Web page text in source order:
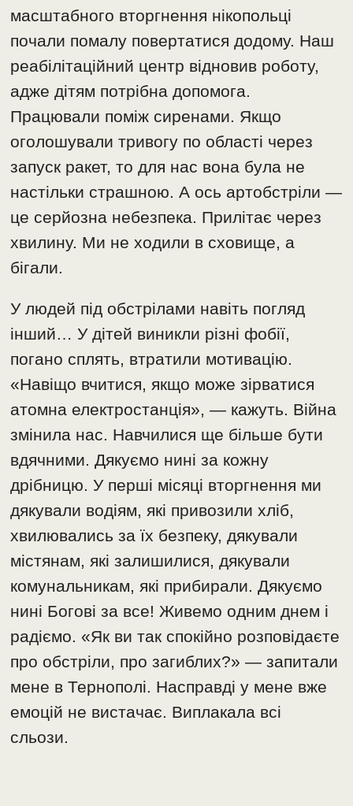
масштабного вторгнення нікопольці
почали помалу повертатися додому. Наш
реабілітаційний центр відновив роботу,
адже дітям потрібна допомога.
Працювали поміж сиренами. Якщо
оголошували тривогу по області через
запуск ракет, то для нас вона була не
настільки страшною. А ось артобстріли —
це серйозна небезпека. Прилітає через
хвилину. Ми не ходили в сховище, а
бігали.
У людей під обстрілами навіть погляд
інший… У дітей виникли різні фобії,
погано сплять, втратили мотивацію.
«Навіщо вчитися, якщо може зірватися
атомна електростанція», — кажуть. Війна
змінила нас. Навчилися ще більше бути
вдячними. Дякуємо нині за кожну
дрібницю. У перші місяці вторгнення ми
дякували водіям, які привозили хліб,
хвилювались за їх безпеку, дякували
містянам, які залишилися, дякували
комунальникам, які прибирали. Дякуємо
нині Богові за все! Живемо одним днем і
радіємо. «Як ви так спокійно розповідаєте
про обстріли, про загиблих?» — запитали
мене в Тернополі. Насправді у мене вже
емоцій не вистачає. Виплакала всі
сльози.